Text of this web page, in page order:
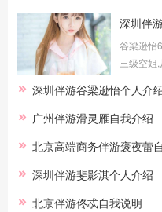
深圳伴
谷梁逊怡
三级空姐,
深圳伴游谷梁逊怡个人介
广州伴游滑灵雁自我介绍
北京高端商务伴游褒夜蕾
深圳伴游斐影淇个人介绍
北京伴游佟忒自我说明